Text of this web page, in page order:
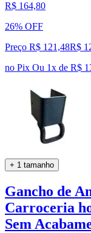
R$ 164,80
26% OFF
Preço R$ 121,48R$
no Pix Ou 1x de R$
+ 1 tamanho
Gancho de
Carroceria
Sem